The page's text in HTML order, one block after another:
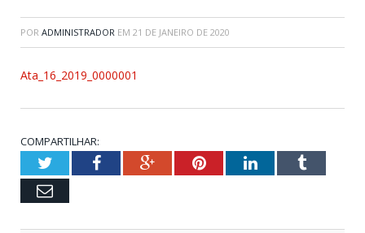
POR ADMINISTRADOR EM 21 DE JANEIRO DE 2020
Ata_16_2019_0000001
COMPARTILHAR:
TwitterFacebookGoogle+PinterestLinkedInTumblr
Email